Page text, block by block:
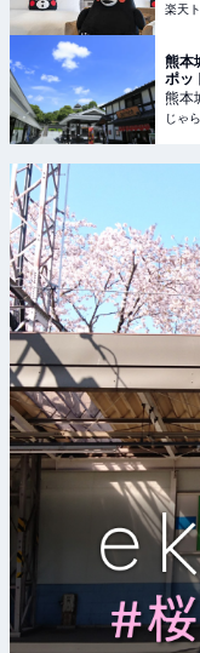
楽天
熊本
ポッ
熊本
じゃ